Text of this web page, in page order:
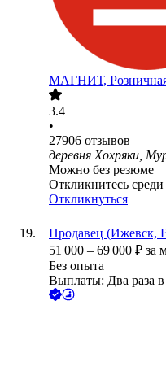
МАГНИТ, Розничная
3.4
•
27906 отзывов
деревня Хохряки,
Можно без резюме
Откликнитесь
Откликнуться
Продавец (Ижевск,
51 000 – 69 000 ₽ за
Без опыта
Выплаты: Два раза в